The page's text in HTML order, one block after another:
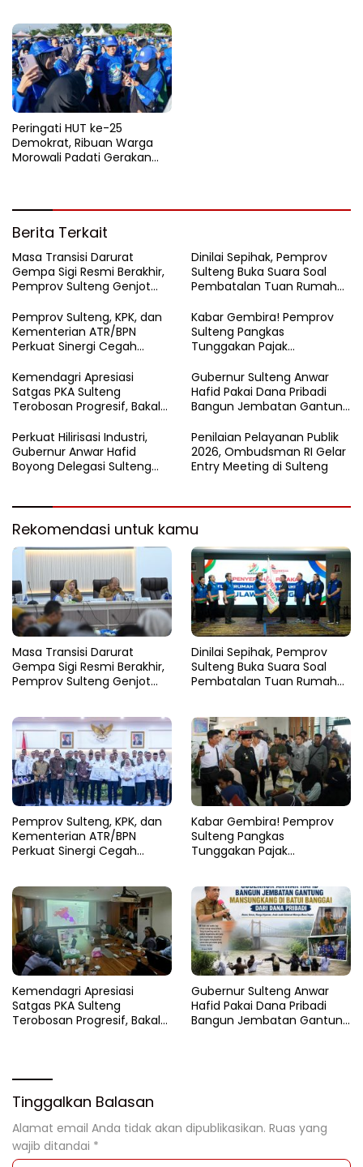
Peringati HUT ke-25
Demokrat, Ribuan Warga
Morowali Padati Gerakan
Berita Terkait
Masa Transisi Darurat
Gempa Sigi Resmi Berakhir,
Pemprov Sulteng Genjot
Dinilai Sepihak, Pemprov
Sulteng Buka Suara Soal
Pembatalan Tuan Rumah
Pemprov Sulteng, KPK, dan
Kementerian ATR/BPN
Perkuat Sinergi Cegah
Kabar Gembira! Pemprov
Sulteng Pangkas
Tunggakan Pajak
Persen
Kemendagri Apresiasi
Satgas PKA Sulteng
Terobosan Progresif, Bakal
Nasional
Gubernur Sulteng Anwar
Hafid Pakai Dana Pribadi
Bangun Jembatan Gantung
Perkuat Hilirisasi Industri,
Gubernur Anwar Hafid
Boyong Delegasi Sulteng
Penilaian Pelayanan Publik
2026, Ombudsman RI Gelar
Entry Meeting di Sulteng
Rekomendasi untuk kamu
Masa Transisi Darurat
Gempa Sigi Resmi Berakhir,
Pemprov Sulteng Genjot
Dinilai Sepihak, Pemprov
Sulteng Buka Suara Soal
Pembatalan Tuan Rumah
Pemprov Sulteng, KPK, dan
Kementerian ATR/BPN
Perkuat Sinergi Cegah
Kabar Gembira! Pemprov
Sulteng Pangkas
Tunggakan Pajak
Kemendagri Apresiasi
Satgas PKA Sulteng
Terobosan Progresif, Bakal
Gubernur Sulteng Anwar
Hafid Pakai Dana Pribadi
Bangun Jembatan Gantung
Tinggalkan Balasan
Alamat email Anda tidak akan dipublikasikan. Ruas yang
wajib ditandai *